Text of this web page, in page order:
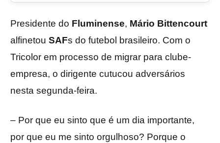
Presidente do Fluminense, Mário Bittencourt
alfinetou SAFs do futebol brasileiro. Com o
Tricolor em processo de migrar para clube-
empresa, o dirigente cutucou adversários
nesta segunda-feira.
– Por que eu sinto que é um dia importante,
por que eu me sinto orgulhoso? Porque o